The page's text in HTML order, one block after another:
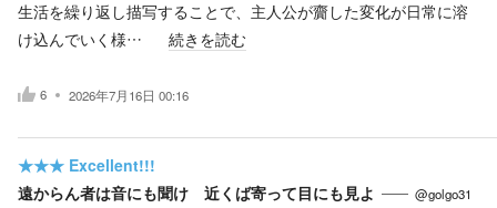
生活を繰り返し描写することで、主人公が齎した変化が日常に溶
け込んでいく様…
続きを読む
6 2026年7月16日 00:16
★★★ Excellent!!!
遠からん者は音にも聞け 近くば寄って目にも見よ
@golgo31